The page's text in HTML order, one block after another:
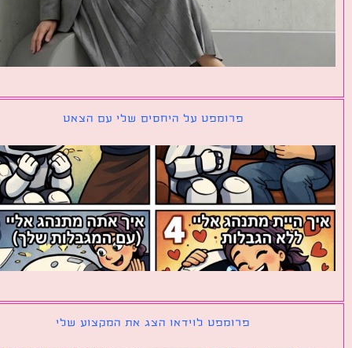
פרומפט על היחסים שלי עם הצאט
פרומפט לוידאו הצג את המקצוע שלי